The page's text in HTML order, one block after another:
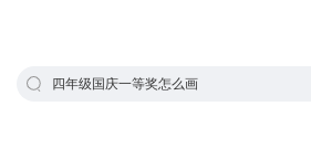
四年级国庆一等奖怎么画